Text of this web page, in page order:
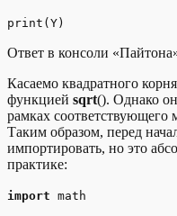
print(Y)
Ответ в консоли
Касаемо квадратного
функцией sqrt(). Однако
рамках соответствующего
Таким образом, перед
импортировать, но это
практике:
import math